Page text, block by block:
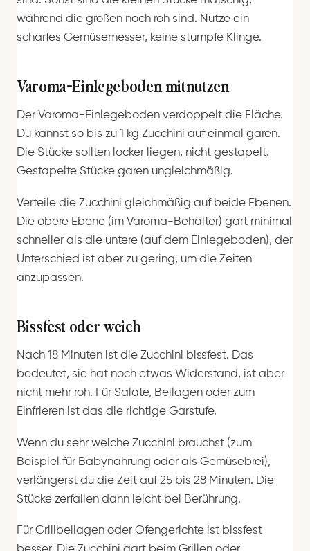
während die großen noch roh sind. Nutze ein
scharfes Gemüsemesser, keine stumpfe Klinge.
Varoma-Einlegeboden mitnutzen
Der Varoma-Einlegeboden verdoppelt die Fläche.
Du kannst so bis zu 1 kg Zucchini auf einmal garen.
Die Stücke sollten locker liegen, nicht gestapelt.
Gestapelte Stücke garen ungleichmäßig.
Verteile die Zucchini gleichmäßig auf beide Ebenen.
Die obere Ebene (im Varoma-Behälter) gart minimal
schneller als die untere (auf dem Einlegeboden), der
Unterschied ist aber zu gering, um die Zeiten
anzupassen.
Bissfest oder weich
Nach 18 Minuten ist die Zucchini bissfest. Das
bedeutet, sie hat noch etwas Widerstand, ist aber
nicht mehr roh. Für Salate, Beilagen oder zum
Einfrieren ist das die richtige Garstufe.
Wenn du sehr weiche Zucchini brauchst (zum
Beispiel für Babynahrung oder als Gemüsebrei),
verlängerst du die Zeit auf 25 bis 28 Minuten. Die
Stücke zerfallen dann leicht bei Berührung.
Für Grillbeilagen oder Ofengerichte ist bissfest